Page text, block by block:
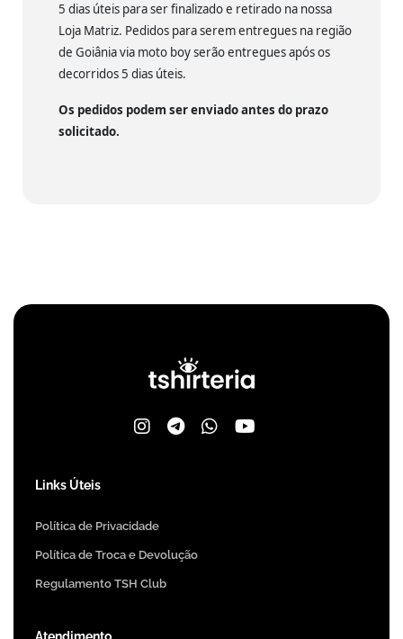
5 dias úteis para ser finalizado e retirado na nossa
Loja Matriz. Pedidos para serem entregues na região
de Goiânia via moto boy serão entregues após os
decorridos 5 dias úteis.
Os pedidos podem ser enviado antes do prazo
solicitado.
Links Úteis
Política de Privacidade
Política de Troca e Devolução
Regulamento TSH Club